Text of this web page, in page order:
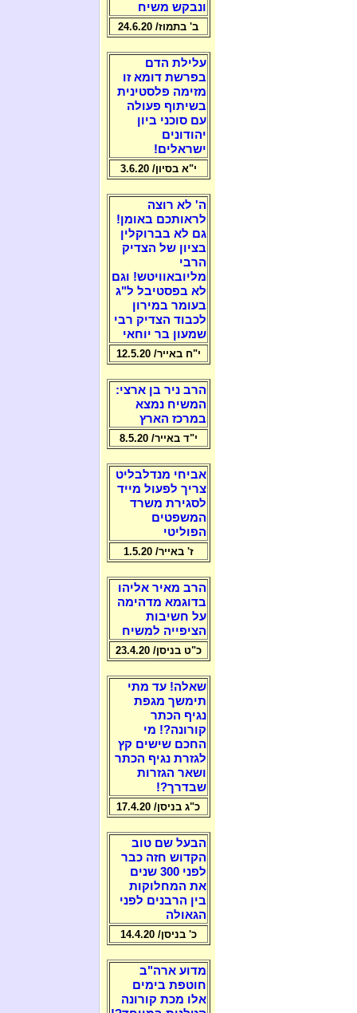
ונבקש משיח
ב' בתמוז/ 24.6.20
עלילת הדם
בפרשת דומא זו
מזימה פלסטינית
בשיתוף פעולה
עם סוכני ביון
יהודונים
ישראלים!
י"א בסיון/ 3.6.20
ה' לא רוצה
לראותכם באומן!
גם לא בברוקלין
בציון של הצדיק
הרבי
מליובאוויטש! וגם
לא בפסטיבל ל"ג
בעומר במירון
לכבוד הצדיק רבי
שמעון בר יוחאי
י"ח באייר/ 12.5.20
הרב ניר בן ארצי:
המשיח נמצא
במרכז הארץ
י"ד באייר/ 8.5.20
אביחי מנדלבליט
צריך לפעול מייד
לסגירת משרד
המשפטים
הפוליטי
ז' באייר/ 1.5.20
הרב מאיר אליהו
בדוגמא מדהימה
על חשיבות
הציפייה למשיח
כ"ט בניסן/ 23.4.20
שאלה! עד מתי
תימשך מגפת
נגיף הכתר
קורונה?! מי
החכם שישים קץ
לגזרת נגיף הכתר
ושאר הגזרות
שבדרך?!
כ"ג בניסן/ 17.4.20
הבעל שם טוב
הקדוש חזה כבר
לפני 300 שנים
את המחלוקות
בין הרבנים לפני
הגאולה
כ' בניסן/ 14.4.20
מדוע ארה"ב
חוטפת בימים
אלו מכת קורונה